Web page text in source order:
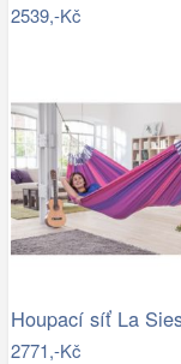
2539,-Kč
2771,-Kč